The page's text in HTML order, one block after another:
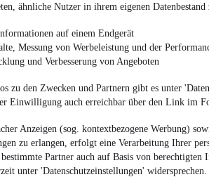
ähnliche Nutzer in ihrem eigenen Datenbestand
auf einem Endgerät
Messung von Werbeleistung und der
und Verbesserung von Angeboten
zu den Zwecken und Partnern gibt es unter
Einwilligung auch erreichbar über den Link im
Anzeigen (sog. kontextbezogene Werbung)
zu erlangen, erfolgt eine Verarbeitung Ihrer
Partner auch auf Basis von berechtigten
unter 'Datenschutzeinstellungen' widersprechen.